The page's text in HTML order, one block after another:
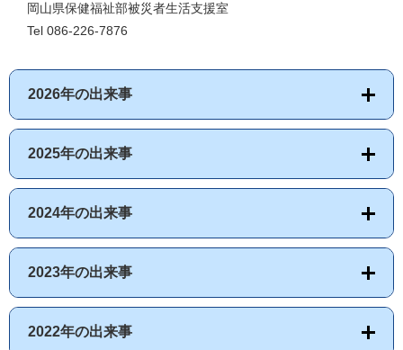
岡山県保健福祉部被災者生活支援室
Tel 086-226-7876
2026年の出来事
2025年の出来事
2024年の出来事
2023年の出来事
2022年の出来事